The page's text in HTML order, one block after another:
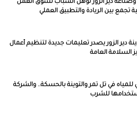
وصناعة دير الزور تؤهل الشباب لسوق العمل
تجمع بين الريادة والتطبيق العملي
دير الزور يصدر تعليمات جديدة لتنظيم أعمال
السلامة العامة
في تل تمر والتوينة بالحسكة.. والشركة
للشرب